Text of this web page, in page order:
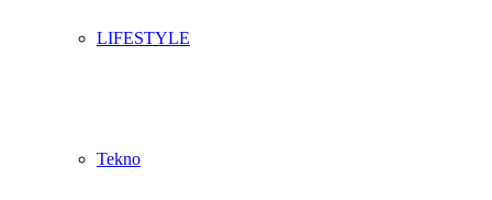
LIFESTYLE
Tekno